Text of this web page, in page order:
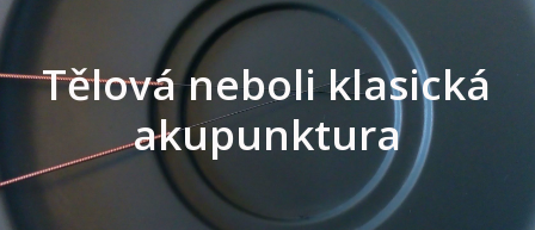
Tělová neboli klasická
akupunktura